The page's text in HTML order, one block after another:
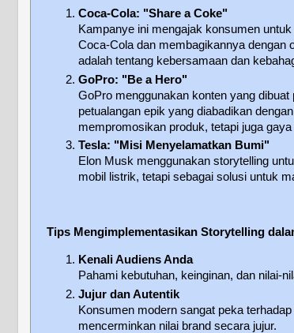
Coca-Cola: "Share a Coke"
Kampanye ini mengajak konsumen
Coca-Cola dan membagikannya dengan
adalah tentang kebersamaan dan
GoPro: "Be a Hero"
GoPro menggunakan konten yang
petualangan epik yang diabadikan
mempromosikan produk, tetapi juga
Tesla: "Misi Menyelamatkan Bumi"
Elon Musk menggunakan storytelling
mobil listrik, tetapi sebagai solusi untuk
Tips Mengimplementasikan Storytelling
Kenali Audiens Anda
Pahami kebutuhan, keinginan, dan nilai-
Jujur dan Autentik
Konsumen modern sangat peka
mencerminkan nilai brand secara jujur.